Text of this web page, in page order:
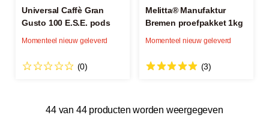
Universal Caffè Gran
Gusto 100 E.S.E. pods
(0)
Momenteel nieuw geleverd
Melitta® Manufaktur
Bremen proefpakket 1kg
(3)
Momenteel nieuw geleverd
44 van 44 producten worden weergegeven